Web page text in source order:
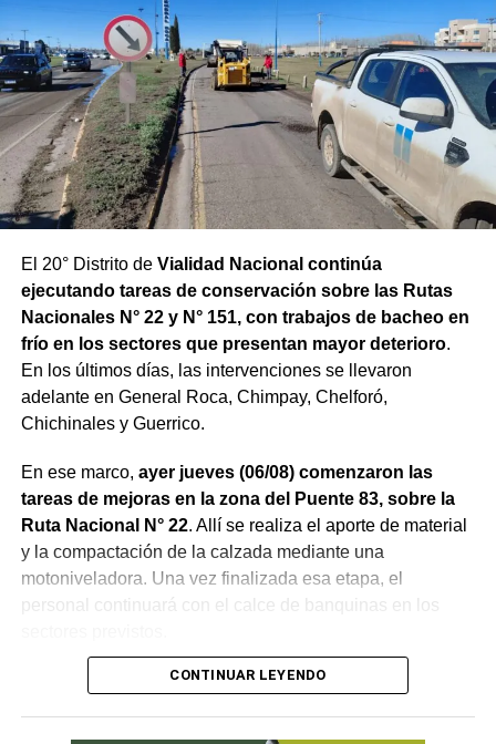
El 20° Distrito de Vialidad Nacional continúa
ejecutando tareas de conservación sobre las Rutas
Nacionales N° 22 y N° 151, con trabajos de bacheo en
frío en los sectores que presentan mayor deterioro.
En los últimos días, las intervenciones se llevaron
adelante en General Roca, Chimpay, Chelforó,
Chichinales y Guerrico.
En ese marco, ayer jueves (06/08) comenzaron las
tareas de mejoras en la zona del Puente 83, sobre la
Ruta Nacional N° 22. Allí se realiza el aporte de material
y la compactación de la calzada mediante una
motoniveladora. Una vez finalizada esa etapa, el
personal continuará con el calce de banquinas en los
CONTINUAR LEYENDO